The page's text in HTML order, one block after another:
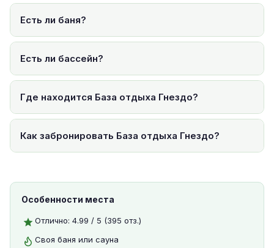
Есть ли баня?
Есть ли бассейн?
Где находится База отдыха Гнездо?
Как забронировать База отдыха Гнездо?
Особенности места
Отлично: 4.99 / 5 (395 отз.)
Своя баня или сауна